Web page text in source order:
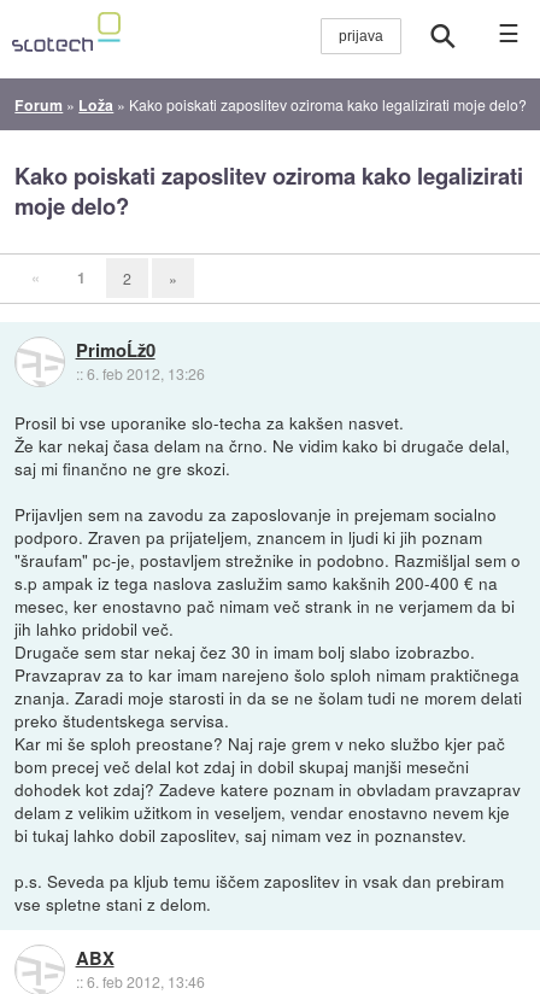
☰
Forum » Loža » Kako poiskati zaposlitev oziroma kako legalizirati moje delo?
Kako poiskati zaposlitev oziroma kako legalizirati
moje delo?
« 1 2 »
PrimoĹž0
::6. feb 2012, 13:26
Prosil bi vse uporanike slo-techa za kakšen nasvet.
Že kar nekaj časa delam na črno. Ne vidim kako bi drugače delal,
saj mi finančno ne gre skozi.
Prijavljen sem na zavodu za zaposlovanje in prejemam socialno
podporo. Zraven pa prijateljem, znancem in ljudi ki jih poznam
"šraufam" pc-je, postavljem strežnike in podobno. Razmišljal sem o
s.p ampak iz tega naslova zaslužim samo kakšnih 200-400 € na
mesec, ker enostavno pač nimam več strank in ne verjamem da bi
jih lahko pridobil več.
Drugače sem star nekaj čez 30 in imam bolj slabo izobrazbo.
Pravzaprav za to kar imam narejeno šolo sploh nimam praktičnega
znanja. Zaradi moje starosti in da se ne šolam tudi ne morem delati
preko študentskega servisa.
Kar mi še sploh preostane? Naj raje grem v neko službo kjer pač
bom precej več delal kot zdaj in dobil skupaj manjši mesečni
dohodek kot zdaj? Zadeve katere poznam in obvladam pravzaprav
delam z velikim užitkom in veseljem, vendar enostavno nevem kje
bi tukaj lahko dobil zaposlitev, saj nimam vez in poznanstev.
p.s. Seveda pa kljub temu iščem zaposlitev in vsak dan prebiram
vse spletne stani z delom.
ABX
::6. feb 2012, 13:46